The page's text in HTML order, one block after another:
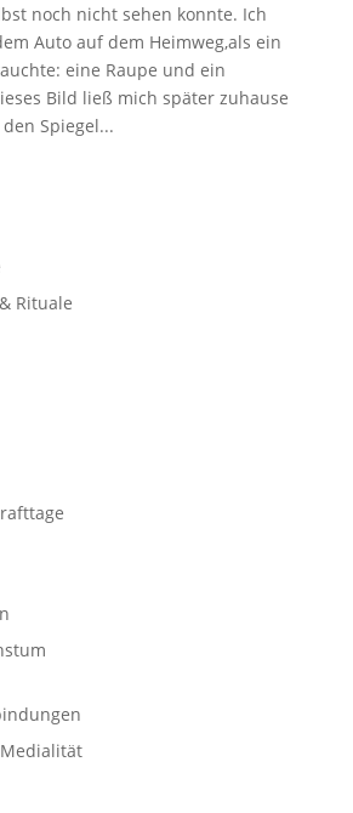
noch nicht sehen konnte. Ich
Auto auf dem Heimweg,als ein
eine Raupe und ein
Bild ließ mich später zuhause
Spiegel...
Rituale